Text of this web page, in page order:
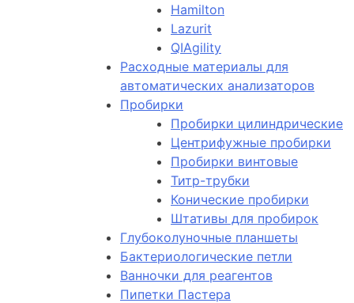
Hamilton
Lazurit
QIAgility
Расходные материалы для
автоматических анализаторов
Пробирки
Пробирки цилиндрические
Центрифужные пробирки
Пробирки винтовые
Титр-трубки
Конические пробирки
Штативы для пробирок
Глубоколуночные планшеты
Бактериологические петли
Ванночки для реагентов
Пипетки Пастера